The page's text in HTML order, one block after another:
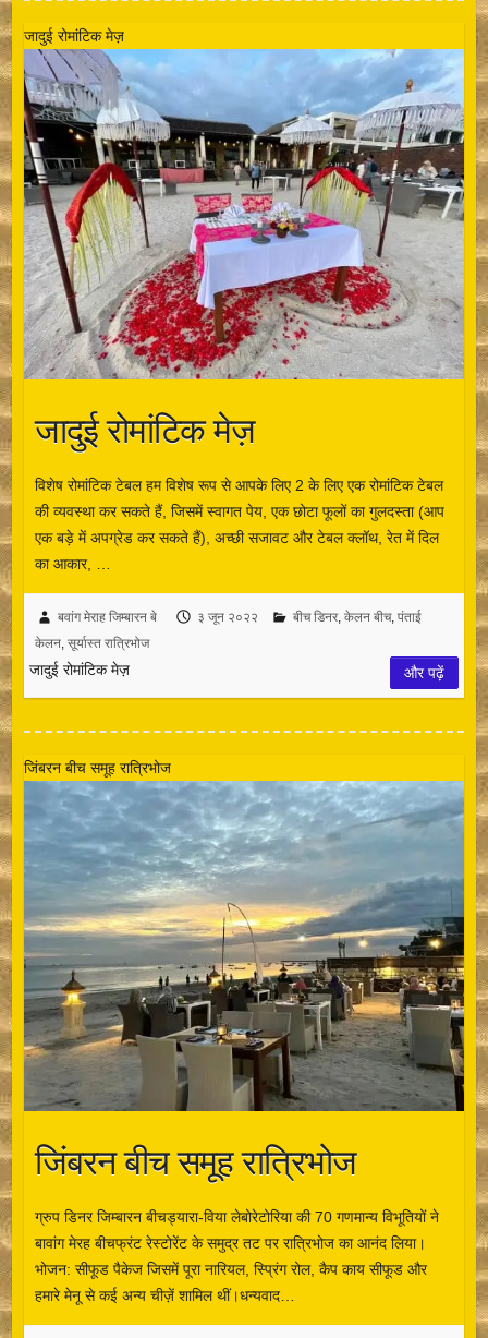
जादुई रोमांटिक मेज़
जादुई रोमांटिक मेज़
विशेष रोमांटिक टेबल हम विशेष रूप से आपके लिए 2 के लिए एक रोमांटिक टेबल
की व्यवस्था कर सकते हैं, जिसमें स्वागत पेय, एक छोटा फूलों का गुलदस्ता (आप
एक बड़े में अपग्रेड कर सकते हैं), अच्छी सजावट और टेबल क्लॉथ, रेत में दिल
का आकार, …
बवांग मेराह जिम्बारन बे ३ जून २०२२ बीच डिनर, केलन बीच, पंताई
केलन, सूर्यास्त रात्रिभोज
जादुई रोमांटिक मेज़ और पढ़ें
जिंबरन बीच समूह रात्रिभोज
जिंबरन बीच समूह रात्रिभोज
ग्रुप डिनर जिम्बारन बीचड्यारा-विया लेबोरेटोरिया की 70 गणमान्य विभूतियों ने
बावांग मेरह बीचफ्रंट रेस्टोरेंट के समुद्र तट पर रात्रिभोज का आनंद लिया।
भोजन: सीफूड पैकेज जिसमें पूरा नारियल, स्प्रिंग रोल, कैप काय सीफूड और
हमारे मेनू से कई अन्य चीज़ें शामिल थीं।धन्यवाद…